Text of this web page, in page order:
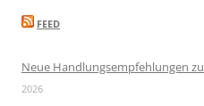
FEED
Neue Handlungsempfehlungen
2026